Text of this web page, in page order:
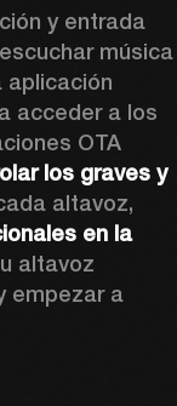
y entrada
música
aplicación
acceder a los
OTA
los graves y
altavoz,
en la
altavoz
empezar a